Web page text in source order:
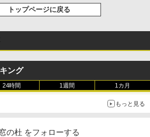
トップページに戻る
ング
24時間 1週間 1カ月
もっと見る
の杜 をフォローする